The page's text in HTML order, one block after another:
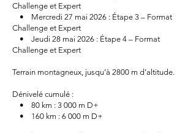
Challenge et Expert
• Mercredi 27 mai 2026 : Étape 3 – Format
Challenge et Expert
• Jeudi 28 mai 2026 : Étape 4 – Format
Challenge et Expert
Terrain montagneux, jusqu’à 2800 m d’altitude.
Dénivelé cumulé :
• 80 km : 3 000 m D+
• 160 km : 6 000 m D+